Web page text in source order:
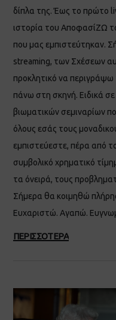
δίπλα της. Έως το πρώτο
ιστορία του ΑποφασίΖΩ
που μας εμπιστεύτηκαν.
streaming, των Σχέσεων
προκλητικό να
πάνω στη σκηνή. Ειδικά
βιωματικών σεμιναρίων
όλους εσάς τους
εμπιστεύεστε, πέρα από
συμβολικό χρηματικό
τα όνειρά, τους
Σήμερα θα κοιμηθώ
Ευχαριστώ. Αγαπώ.
ΠΕΡΙΣΣΟΤΕΡΑ